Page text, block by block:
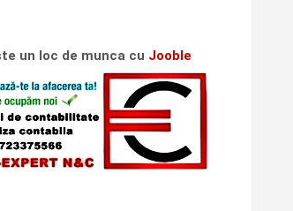
un loc de munca cu Jooble